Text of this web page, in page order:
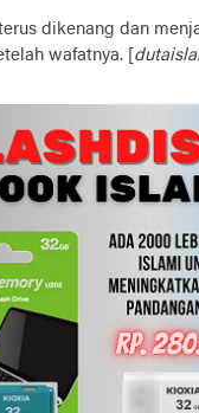
dikenang dan
wafatnya. [